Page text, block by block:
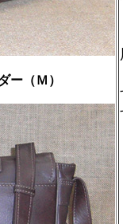
ー（Ｍ）